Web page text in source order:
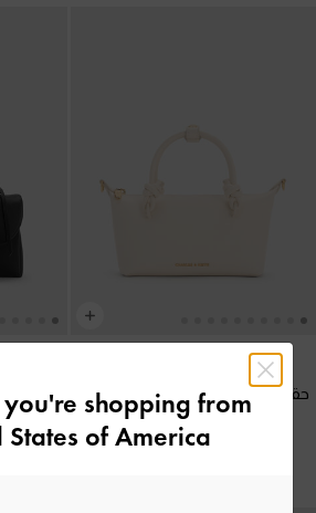
حقيبة توت بحمالة يد مزينة بعقدة
كريمي
محفظة
you're shopping from
States of America